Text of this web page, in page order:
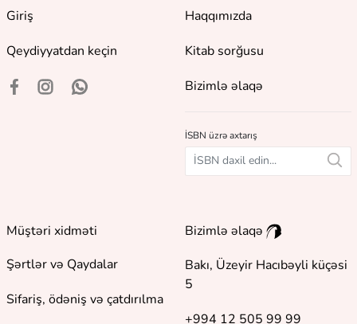
Giriş
Qeydiyyatdan keçin
Haqqımızda
Kitab sorğusu
Bizimlə əlaqə
İSBN üzrə axtarış
Müştəri xidməti
Şərtlər və Qaydalar
Sifariş, ödəniş və çatdırılma
Bizimlə əlaqə
Bakı, Üzeyir Hacıbəyli küçəsi
5
+994 12 505 99 99